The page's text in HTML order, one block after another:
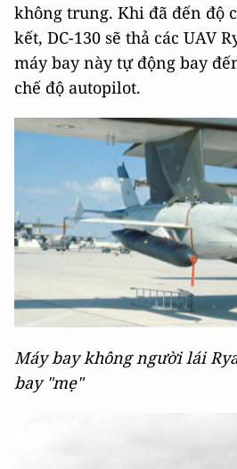
không trung. Khi đã đến độ
kết, DC-130 sẽ thả các UAV
máy bay này tự động bay
chế độ autopilot.
Máy bay không người lái
bay "mẹ"